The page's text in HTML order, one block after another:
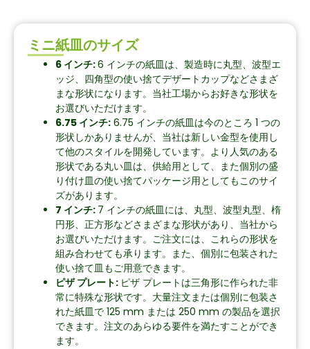
ミニ紙皿のサイズ
6 インチ:6 インチの紙皿は、製造時に丸型、波型エ
ッジ、四角型の使い捨てデザートカップなどさまざ
まな形状になります。当社工場からお好きな形状を
お選びいただけます。
6.75 インチ: 6.75 インチの紙皿は今のところ 1 つの
形状しかありませんが、当社は新しい金型を使用し
て他のスタイルを開発しています。より人気のある
形状である丸い皿は、供給用として、また個別の盛
り付け皿の使い捨てパッケージ用としてもこのサイ
ズがあります。
7 インチ: 7 インチの紙皿には、丸型、波型丸型、楕
円形、正方形などさまざまな形状があり、当社から
お選びいただけます。ご注文には、これらの形状を
組み合わせても承ります。また、個別に包装された
使い捨て皿もご用意できます。
ピザ プレート: ピザ プレートは三角形に作られた非
常に特殊な形状です。大量注文または個別に包装さ
れた紙皿で 125 mm または 250 mm の製品を選択
できます。注文のあらゆる要件を満たすことができ
ます。